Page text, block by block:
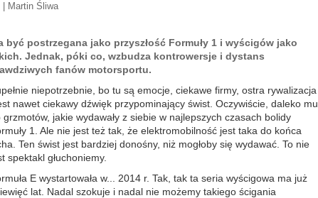
| Martin Śliwa
być postrzegana jako przyszłość Formuły 1 i wyścigów jako
Jednak, póki co, wzbudza kontrowersje i dystans
fanów motorsportu.
niepotrzebnie, bo tu są emocje, ciekawe firmy, ostra rywalizacja
nawet ciekawy dźwięk przypominający świst. Oczywiście, daleko mu
grzmotów, jakie wydawały z siebie w najlepszych czasach bolidy
1. Ale nie jest też tak, że elektromobilność jest taka do końca
Ten świst jest bardziej donośny, niż mogłoby się wydawać. To nie
spektakl głuchoniemy.
E wystartowała w... 2014 r. Tak, tak ta seria wyścigowa ma już
lat. Nadal szokuje i nadal nie możemy takiego ścigania